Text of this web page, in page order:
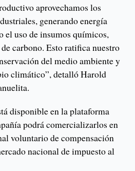
aprovechamos los
generando energía
el uso de insumos químicos,
carbono. Esto ratifica nuestro
del medio ambiente y
climático”, detalló Harold
disponible en la plataforma
podrá comercializarlos en
voluntario de compensación
nacional de impuesto al